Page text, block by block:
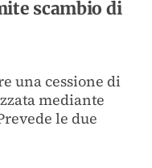
scambio di
una cessione di
mediante
le due